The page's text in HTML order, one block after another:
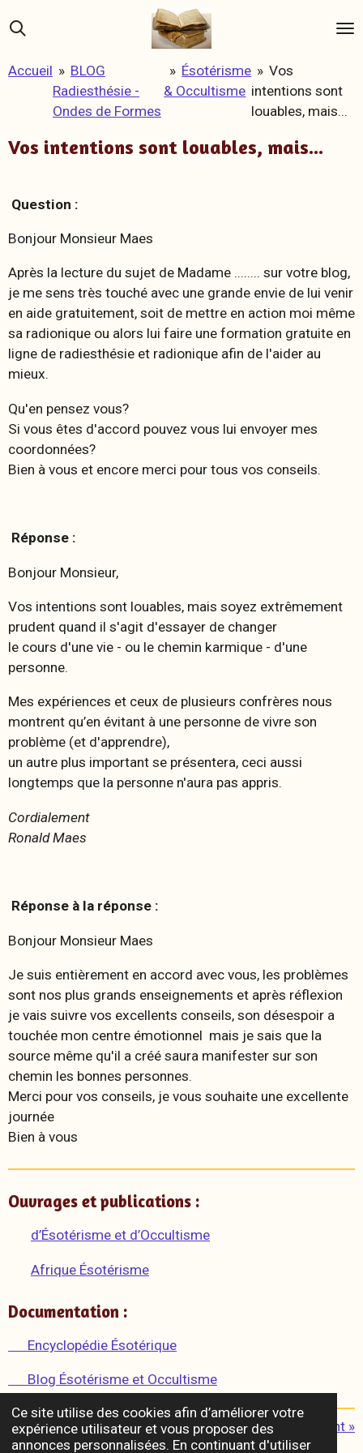
Ce site utilise des cookies afin d’améliorer votre
expérience utilisateur et vous proposer des
annonces personnalisées. En continuant d'utiliser
Passer
au
principal
Accueil » BLOG
Radiesthésie -
Ondes de Formes
» Ésotérisme
& Occultisme
» Vos
intentions sont
louables, mais...
Vos intentions sont louables, mais...
Question :
Bonjour Monsieur Maes
Après la lecture du sujet de Madame ........ sur votre blog,
je me sens très touché avec une grande envie de lui venir
en aide gratuitement, soit de mettre en action moi même
sa radionique ou alors lui faire une formation gratuite en
ligne de radiesthésie et radionique afin de l'aider au
mieux.
Qu'en pensez vous?
Si vous êtes d'accord pouvez vous lui envoyer mes
coordonnées?
Bien à vous et encore merci pour tous vos conseils.
Réponse :
Bonjour Monsieur,
Vos intentions sont louables, mais soyez extrêmement
prudent quand il s'agit d'essayer de changer
le cours d'une vie - ou le chemin karmique - d'une
personne.
Mes expériences et ceux de plusieurs confrères nous
montrent qu’en évitant à une personne de vivre son
problème (et d'apprendre),
un autre plus important se présentera, ceci aussi
longtemps que la personne n'aura pas appris.
Cordialement
Ronald Maes
Réponse à la réponse :
Bonjour Monsieur Maes
Je suis entièrement en accord avec vous, les problèmes
sont nos plus grands enseignements et après réflexion
je vais suivre vos excellents conseils, son désespoir a
touchée mon centre émotionnel mais je sais que la
source même qu'il a créé saura manifester sur son
chemin les bonnes personnes.
Merci pour vos conseils, je vous souhaite une excellente
journée
Bien à vous
Ouvrages et publications :
d’Ésotérisme et d’Occultisme
Afrique Ésotérisme
Documentation :
Encyclopédie Ésotérique
Blog Ésotérisme et Occultisme
«Précédent Suivant »